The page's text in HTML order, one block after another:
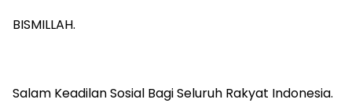
‎BISMILLAH.
‎Salam Keadilan Sosial Bagi Seluruh Rakyat Indonesia.